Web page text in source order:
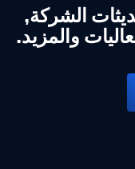
الشركة,
والمزيد.